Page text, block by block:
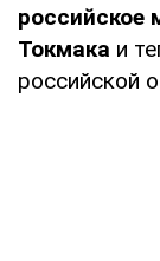
российское
Токмака и
российской